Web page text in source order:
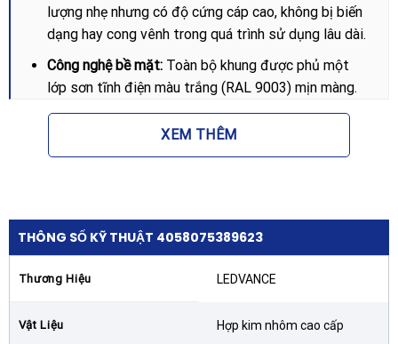
lượng nhẹ nhưng có độ cứng cáp cao, không bị biến
dạng hay cong vênh trong quá trình sử dụng lâu dài.
Công nghệ bề mặt:Toàn bộ khung được phủ một
lớp sơn tĩnh điện màu trắng (RAL 9003) mịn màng.
Lớp sơn này không chỉ giúp sản phẩm hòa hợp hoàn
hảo với màu sắc của đèn và trần nhà mà còn có khả
năng chống oxy hóa, chống trầy xước và ngăn ngừa
mm, rộng 613 mm và chiều cao 72 mm, khung được
tính toán kỹ lưỡng để chứa trọn bộ đèn Panel
1200×600 cùng với driver (bộ nguồn) bên trong một
Hệ thống lắp ghép thông minh:Khung được thiết kế
XEM THÊM
THÔNG SỐ KỸ THUẬT 4058075389623
Thương Hiệu LEDVANCE
Vật Liệu Hợp kim nhôm cao cấp